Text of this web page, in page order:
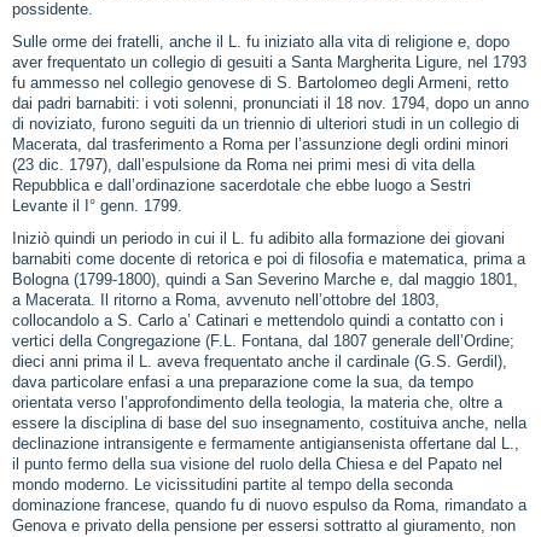
possidente.
Sulle orme dei fratelli, anche il L. fu iniziato alla vita di religione e, dopo
aver frequentato un collegio di gesuiti a Santa Margherita Ligure, nel 1793
fu ammesso nel collegio genovese di S. Bartolomeo degli Armeni, retto
dai padri barnabiti: i voti solenni, pronunciati il 18 nov. 1794, dopo un anno
di noviziato, furono seguiti da un triennio di ulteriori studi in un collegio di
Macerata, dal trasferimento a Roma per l’assunzione degli ordini minori
(23 dic. 1797), dall’espulsione da Roma nei primi mesi di vita della
Repubblica e dall’ordinazione sacerdotale che ebbe luogo a Sestri
Levante il I° genn. 1799.
Iniziò quindi un periodo in cui il L. fu adibito alla formazione dei giovani
barnabiti come docente di retorica e poi di filosofia e matematica, prima a
Bologna (1799-1800), quindi a San Severino Marche e, dal maggio 1801,
a Macerata. Il ritorno a Roma, avvenuto nell’ottobre del 1803,
collocandolo a S. Carlo a’ Catinari e mettendolo quindi a contatto con i
vertici della Congregazione (F.L. Fontana, dal 1807 generale dell’Ordine;
dieci anni prima il L. aveva frequentato anche il cardinale (G.S. Gerdil),
dava particolare enfasi a una preparazione come la sua, da tempo
orientata verso l’approfondimento della teologia, la materia che, oltre a
essere la disciplina di base del suo insegnamento, costituiva anche, nella
declinazione intransigente e fermamente antigiansenista offertane dal L.,
il punto fermo della sua visione del ruolo della Chiesa e del Papato nel
mondo moderno. Le vicissitudini partite al tempo della seconda
dominazione francese, quando fu di nuovo espulso da Roma, rimandato a
Genova e privato della pensione per essersi sottratto al giuramento, non